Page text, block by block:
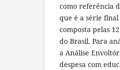
como referência
que é a série
composta pelas
do Brasil. Para
a Análise
despesa com